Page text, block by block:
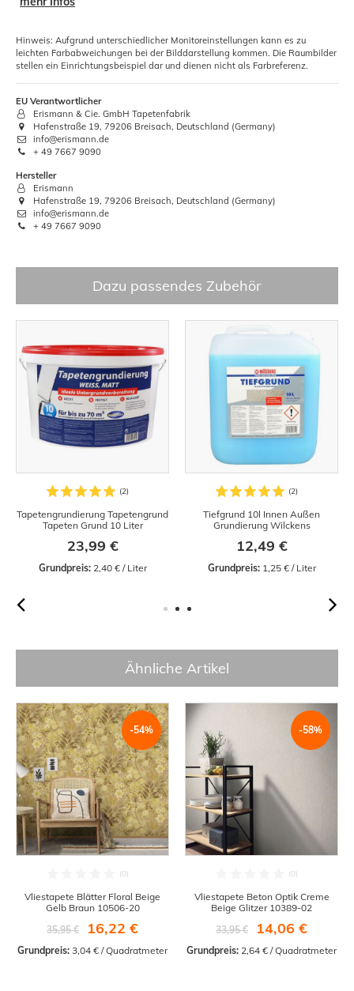
Hinweis: Aufgrund unterschiedlicher Monitoreinstellungen kann es zu
leichten Farbabweichungen bei der Bilddarstellung kommen. Die Raumbilder
stellen ein Einrichtungsbeispiel dar und dienen nicht als Farbreferenz.
EU Verantwortlicher
Erismann & Cie. GmbH Tapetenfabrik
Hafenstraße 19, 79206 Breisach, Deutschland (Germany)
info@erismann.de
+ 49 7667 9090
Hersteller
Erismann
Hafenstraße 19, 79206 Breisach, Deutschland (Germany)
info@erismann.de
+ 49 7667 9090
Dazu passendes Zubehör
Tapetengrundierung Tapetengrund
Tapeten Grund 10 Liter
23,99 €
Grundpreis: 2,40 € / Liter
Tiefgrund 10l Innen Außen
Grundierung Wilckens
12,49 €
Grundpreis: 1,25 € / Liter
Ähnliche Artikel
-54%
Vliestapete Blätter Floral Beige
Gelb Braun 10506-20
35,95 €
16,22 €
Grundpreis: 3,04 € / Quadratmeter
-58%
Vliestapete Beton Optik Creme
Beige Glitzer 10389-02
33,95 €
14,06 €
Grundpreis: 2,64 € / Quadratmeter